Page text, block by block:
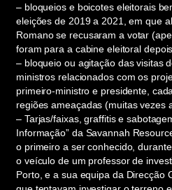
– bloqueios e boicotes eleitorais
eleições de 2019 a 2021, em que
Romano se recusaram a votar
foram para a cabine eleitoral
– bloqueio ou agitação das visitas
ministros relacionados com os
primeiro-ministro e presidente,
regiões ameaçadas (muitas vezes
– Tarjas/faixas, graffitis e
Informação” da Savannah
o primeiro a ser conhecido,
o veículo de um professor de
Porto, e a sua equipa da Direcção